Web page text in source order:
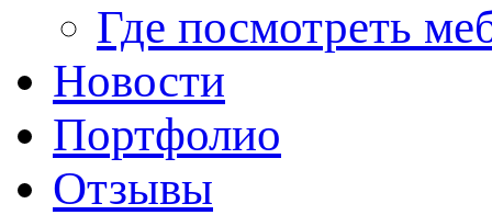
Где посмотреть
Новости
Портфолио
Отзывы